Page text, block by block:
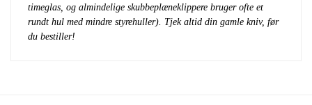
timeglas, og almindelige skubbeplæneklippere bruger ofte et
rundt hul med mindre styrehuller). Tjek altid din gamle kniv, før
du bestiller!